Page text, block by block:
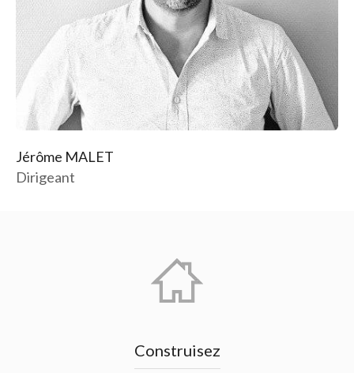
Jérôme MALET
Dirigeant
Construisez